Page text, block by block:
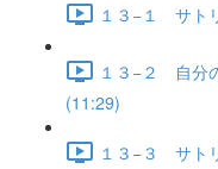
１３−１ サト
１３−２ 自分
(11:29)
１３−３ サト